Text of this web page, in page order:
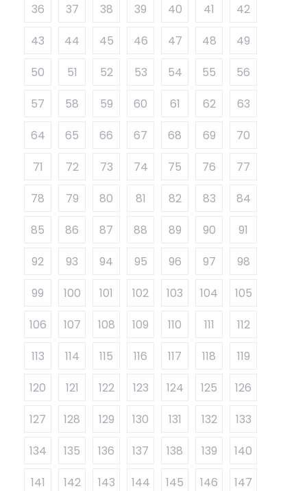
36 37 38 39 40 41
42
43
44 45 46 47 48
49
50
51 52 53 54 55
56
57
58 59 60 61 62
63
64
65 66 67 68 69
70
71
72 73 74 75 76
77
78
79 80 81 82 83
84
85
86 87 88 89 90
91
92
93 94 95 96 97
98
99
100 101 102 103 104
105
106
107 108 109 110 111
112
113
114 115 116 117 118
119
120
121 122 123 124 125
126
127
128 129 130 131 132
133
134
135 136 137 138 139
140
141
142 143 144 145 146
147